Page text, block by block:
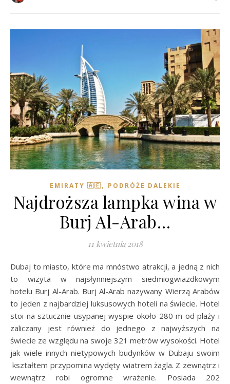
EMIRATY 🇦🇪, PODRÓŻE DALEKIE
Najdroższa lampka wina w
Burj Al-Arab…
11 kwietnia 2018
Dubaj to miasto, które ma mnóstwo atrakcji, a jedną z nich
to wizyta w najsłynniejszym siedmiogwiazdkowym
hotelu Burj Al-Arab. Burj Al-Arab nazywany Wierzą Arabów
to jeden z najbardziej luksusowych hoteli na świecie. Hotel
stoi na sztucznie usypanej wyspie około 280 m od plaży i
zaliczany jest również do jednego z najwyższych na
świecie ze względu na swoje 321 metrów wysokości. Hotel
jak wiele innych nietypowych budynków w Dubaju swoim
kształtem przypomina wydęty wiatrem żagla. Z zewnątrz i
wewnątrz robi ogromne wrażenie. Posiada 202